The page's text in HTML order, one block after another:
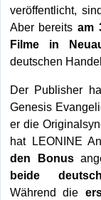
veröffentlicht,
Aber bereitsam
Filme in
deutschen
Der Publisher
Genesis
er die
hat LEONINE
den Bonus
beide
Während die